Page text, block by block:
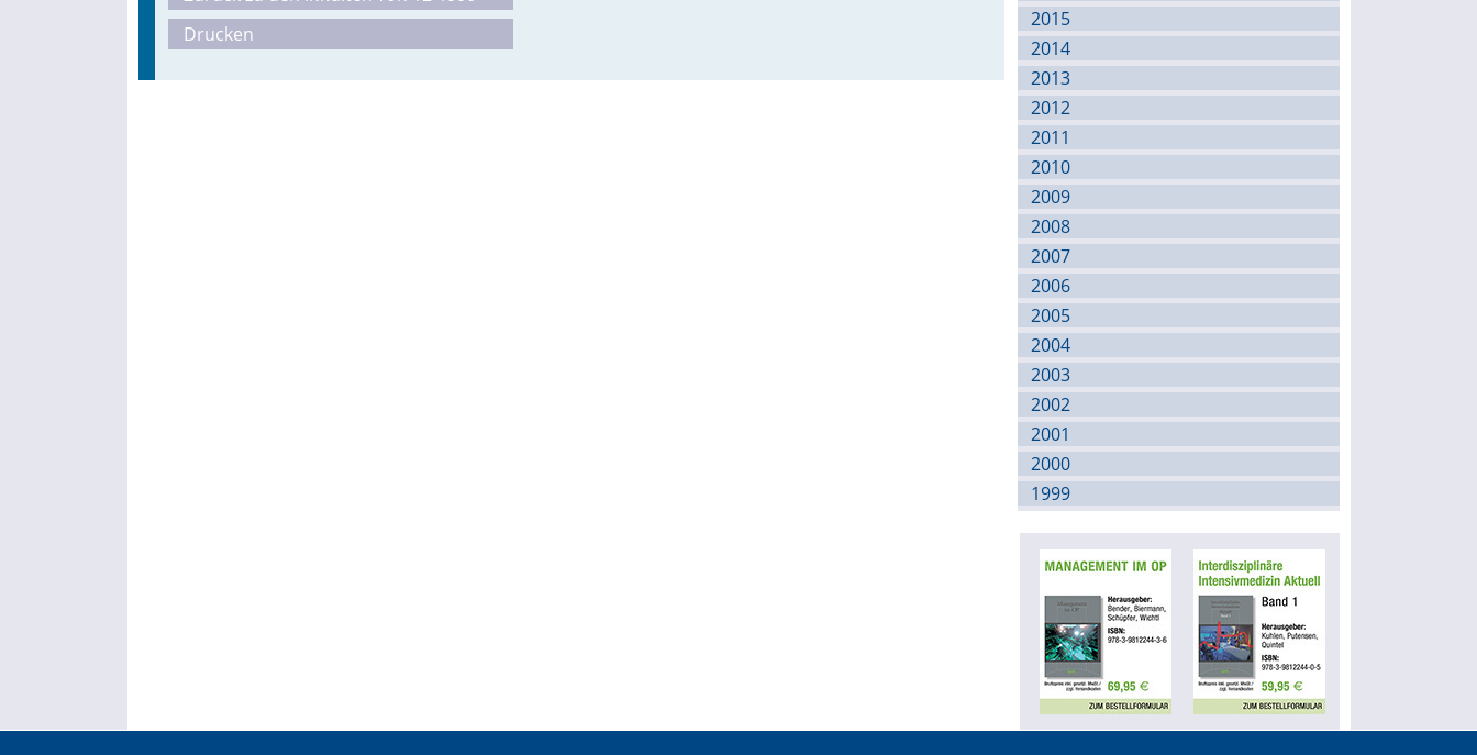
Drucken
2015
2014
2013
2012
2011
2010
2009
2008
2007
2006
2005
2004
2003
2002
2001
2000
1999